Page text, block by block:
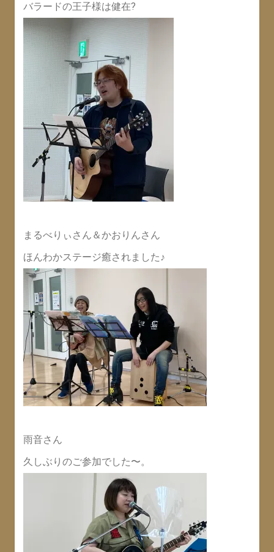
バラードの王子様は健在?
まるべりぃさん＆かおりんさん
ほんわかステージ癒されました♪
雨音さん
久しぶりのご参加でした〜。